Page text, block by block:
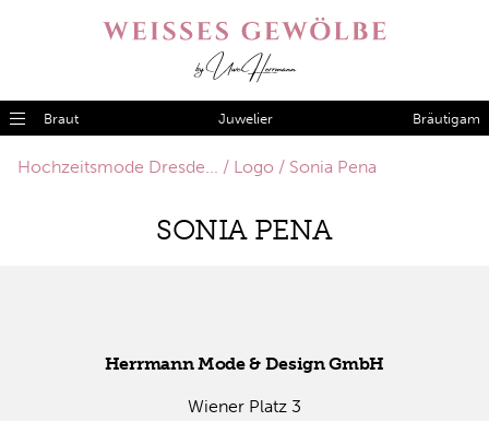
Braut Juwelier Bräutigam
Hochzeitsmode Dresde... Logo Sonia Pena
SO­NIA PENA
Herr­mann Mode & De­sign GmbH
Wie­ner Platz 3